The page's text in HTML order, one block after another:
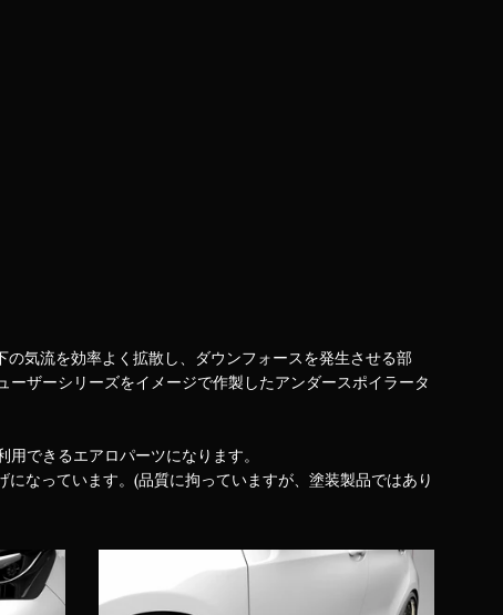
気流を効率よく拡散し、ダウンフォースを発生させる部
ザーシリーズをイメージで作製したアンダースポイラータ
できるエアロパーツになります。
なっています。(品質に拘っていますが、塗装製品ではあり